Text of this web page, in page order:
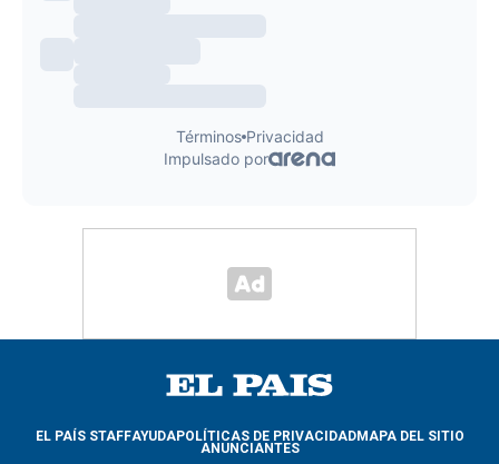
EL PAÍS STAFFAYUDAPOLÍTICAS DE PRIVACIDADMAPA DEL SITIO
ANUNCIANTES